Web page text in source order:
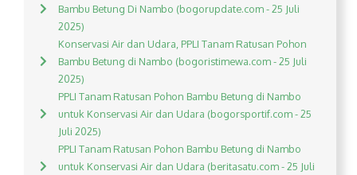
Bambu Betung Di Nambo (bogorupdate.com - 25 Juli
2025)
Konservasi Air dan Udara, PPLI Tanam Ratusan Pohon
Bambu Betung di Nambo (bogoristimewa.com - 25 Juli
2025)
PPLI Tanam Ratusan Pohon Bambu Betung di Nambo
untuk Konservasi Air dan Udara (bogorsportif.com - 25
Juli 2025)
PPLI Tanam Ratusan Pohon Bambu Betung di Nambo
untuk Konservasi Air dan Udara (beritasatu.com - 25 Juli